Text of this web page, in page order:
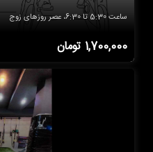
ساعت 5:30 تا 6:30، عصر روزهای زوج
1,700,000 تومان